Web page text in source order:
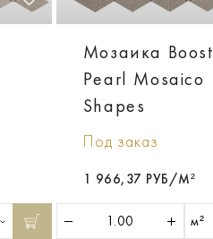
Мозаика Boost
Pearl Mosaico
Shapes
Под заказ
1 966,37 РУБ/М²
м²